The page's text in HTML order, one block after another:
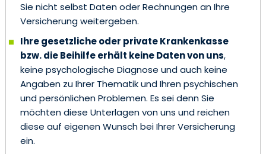
Sie nicht selbst Daten oder Rechnungen an Ihre
Versicherung weitergeben.
Ihre gesetzliche oder private Krankenkasse
bzw. die Beihilfe erhält keine Daten von uns,
keine psychologische Diagnose und auch keine
Angaben zu Ihrer Thematik und Ihren psychischen
und persönlichen Problemen. Es sei denn Sie
möchten diese Unterlagen von uns und reichen
diese auf eigenen Wunsch bei Ihrer Versicherung
ein.